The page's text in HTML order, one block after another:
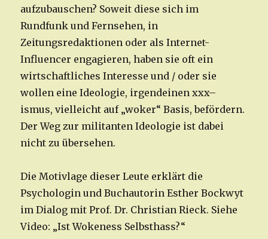
aufzubauschen? Soweit diese sich im
Rundfunk und Fernsehen, in
Zeitungsredaktionen oder als Internet-
Influencer engagieren, haben sie oft ein
wirtschaftliches Interesse und / oder sie
wollen eine Ideologie, irgendeinen xxx–
ismus, vielleicht auf „woker“ Basis, befördern.
Der Weg zur militanten Ideologie ist dabei
nicht zu übersehen.
Die Motivlage dieser Leute erklärt die
Psychologin und Buchautorin Esther Bockwyt
im Dialog mit Prof. Dr. Christian Rieck. Siehe
Video: „Ist Wokeness Selbsthass?“